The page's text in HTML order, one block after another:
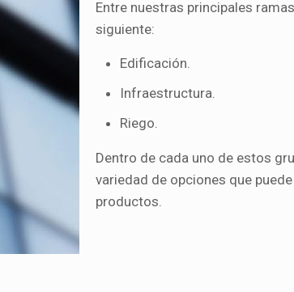
Entre nuestras principales
siguiente:
Edificación.
Infraestructura.
Riego.
Dentro de cada uno de estos
variedad de opciones que
productos.